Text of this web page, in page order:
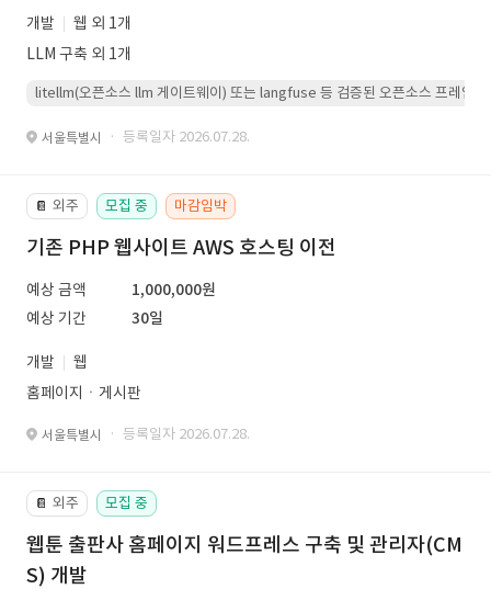
개발
웹 외 1개
LLM 구축 외 1개
litellm(오픈소스 llm 게이트웨이) 또는 langfuse 등 검증된 오픈소스 프레임워
서울특별시 · 등록일자 2026.07.28.
📔 외주 모집 중 마감임박
기존 PHP 웹사이트 AWS 호스팅 이전
예상 금액
1,000,000원
예상 기간
30일
개발
웹
홈페이지ㆍ게시판
서울특별시 · 등록일자 2026.07.28.
📔 외주 모집 중
웹툰 출판사 홈페이지 워드프레스 구축 및 관리자(CM
S) 개발